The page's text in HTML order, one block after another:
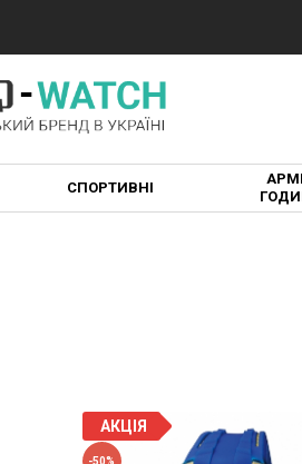
СПОРТИВНІ
АКЦІЯ
-50%